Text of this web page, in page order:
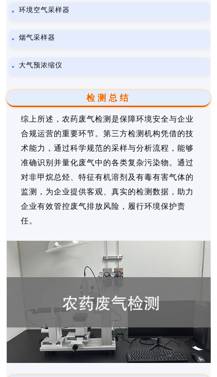
环境空气采样器
烟气采样器
大气预浓缩仪
检测总结
综上所述，农药废气检测是保障环境安全与企业
合规运营的重要环节。第三方检测机构凭借的技
术能力，通过科学规范的采样与分析流程，能够
准确识别并量化废气中的各类复杂污染物。通过
对非甲烷总烃、特征有机溶剂及有毒有害气体的
监测，为企业提供客观、真实的检测数据，助力
企业有效管控废气排放风险，履行环境保护责
任。